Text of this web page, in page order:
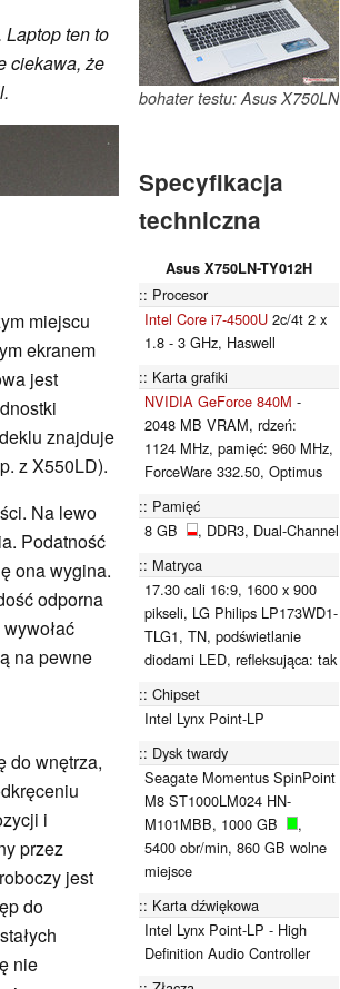
ten to
ciekawa, że
miejscu
ekranem
jest
znajduje
z X550LD).
Na lewo
Podatność
ona wygina.
odporna
na pewne
do wnętrza,
i
przez
jest
do
nie
bohater testu: Asus X750LN
Specyfikacja
techniczna
Asus X750LN-TY012H
Procesor
Intel Core i7-4500U 2c/4t 2 x
1.8 - 3 GHz, Haswell
Karta grafiki
NVIDIA GeForce 840M -
2048 MB VRAM, rdzeń:
1124 MHz, pamięć: 960 MHz,
ForceWare 332.50, Optimus
Pamięć
8 GB
, DDR3, Dual-Channel
Matryca
17.30 cali 16:9, 1600 x 900
pikseli, LG Philips LP173WD1-
TLG1, TN, podświetlanie
diodami LED, refleksująca: tak
Chipset
Intel Lynx Point-LP
Dysk twardy
Seagate Momentus SpinPoint
M8 ST1000LM024 HN-
M101MBB, 1000 GB
,
5400 obr/min, 860 GB wolne
miejsce
Karta dźwiękowa
Intel Lynx Point-LP - High
Definition Audio Controller